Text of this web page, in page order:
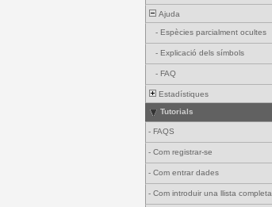
Ajuda
- Espècies parcialment ocultes
- Explicació dels símbols
- FAQ
Estadístiques
Tutorials
- FAQS
- Com registrar-se
- Com entrar dades
- Com introduir una llista completa